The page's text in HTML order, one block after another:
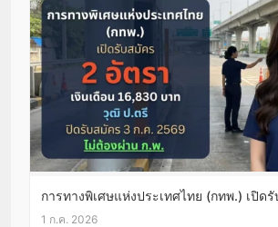
การทางพิเศษแห่งประเทศไทย (กทพ.) เปิด
1 ก.ค. 2026